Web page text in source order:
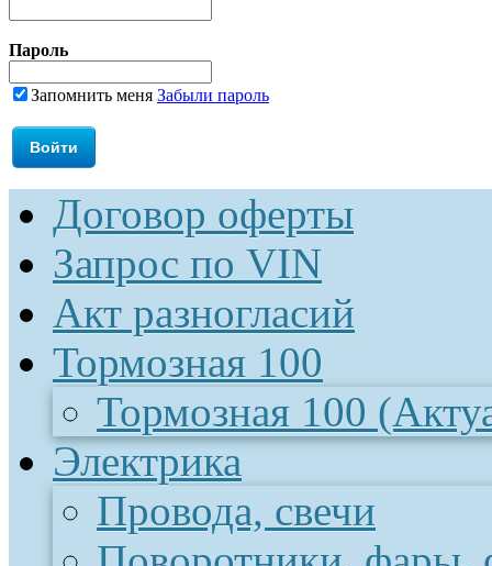
Пароль
Запомнить меня Забыли пароль
Договор оферты
Запрос по VIN
Акт разногласий
Тормозная 100
Тормозная 100
Электрика
Провода, свечи